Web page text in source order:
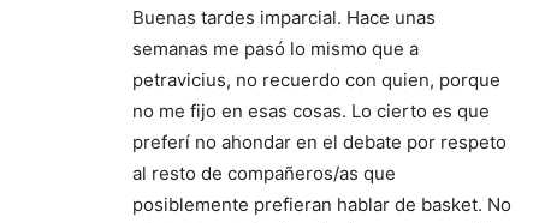
Buenas tardes imparcial. Hace unas
semanas me pasó lo mismo que a
petravicius, no recuerdo con quien, porque
no me fijo en esas cosas. Lo cierto es que
preferí no ahondar en el debate por respeto
al resto de compañeros/as que
posiblemente prefieran hablar de basket. No